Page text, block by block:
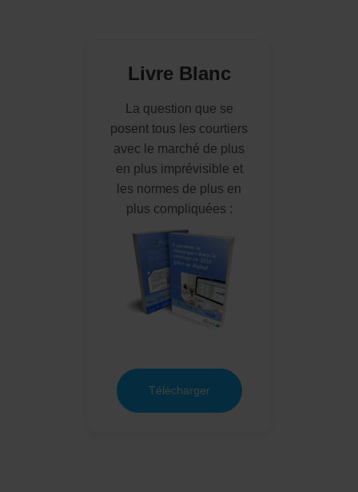
Livre Blanc
La question que se
posent tous les courtiers
avec le marché de plus
en plus imprévisible et
les normes de plus en
plus compliquées :
Télécharger